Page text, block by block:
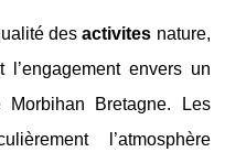
desactivites nature,
l’engagement envers un
Bretagne. Les
l’atmosphère